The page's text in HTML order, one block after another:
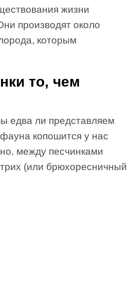
жизни
производят около
которым
то, чем
едва ли представляем
копошится у нас
между песчинками
(или брюхоресничный